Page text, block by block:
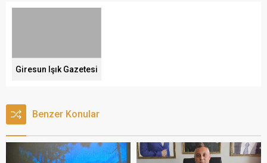
Giresun Işık Gazetesi
Benzer Konular